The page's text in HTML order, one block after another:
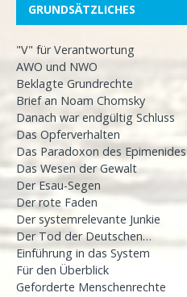
GRUNDSÄTZLICHES
"V" für Verantwortung
AWO und NWO
Beklagte Grundrechte
Brief an Noam Chomsky
Danach war endgültig Schluss
Das Opferverhalten
Das Paradoxon des Epimenides
Das Wesen der Gewalt
Der Esau-Segen
Der rote Faden
Der systemrelevante Junkie
Der Tod der Deutschen…
Einführung in das System
Für den Überblick
Geforderte Menschenrechte